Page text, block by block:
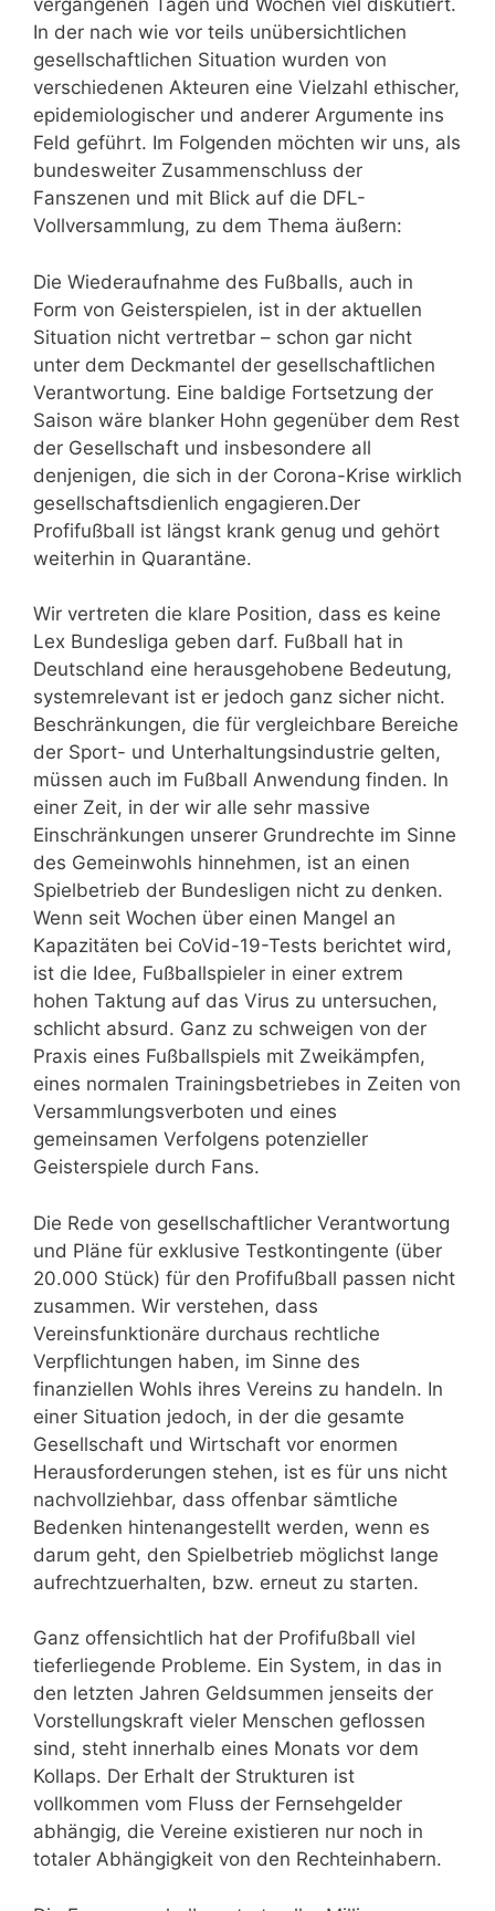
vergangenen Tagen und Wochen viel diskutiert.
In der nach wie vor teils unübersichtlichen
gesellschaftlichen Situation wurden von
verschiedenen Akteuren eine Vielzahl ethischer,
epidemiologischer und anderer Argumente ins
Feld geführt. Im Folgenden möchten wir uns, als
bundesweiter Zusammenschluss der
Fanszenen und mit Blick auf die DFL-
Vollversammlung, zu dem Thema äußern:
Die Wiederaufnahme des Fußballs, auch in
Form von Geisterspielen, ist in der aktuellen
Situation nicht vertretbar – schon gar nicht
unter dem Deckmantel der gesellschaftlichen
Verantwortung. Eine baldige Fortsetzung der
Saison wäre blanker Hohn gegenüber dem Rest
der Gesellschaft und insbesondere all
denjenigen, die sich in der Corona-Krise wirklich
gesellschaftsdienlich engagieren.Der
Profifußball ist längst krank genug und gehört
weiterhin in Quarantäne.
Wir vertreten die klare Position, dass es keine
Lex Bundesliga geben darf. Fußball hat in
Deutschland eine herausgehobene Bedeutung,
systemrelevant ist er jedoch ganz sicher nicht.
Beschränkungen, die für vergleichbare Bereiche
der Sport- und Unterhaltungsindustrie gelten,
müssen auch im Fußball Anwendung finden. In
einer Zeit, in der wir alle sehr massive
Einschränkungen unserer Grundrechte im Sinne
des Gemeinwohls hinnehmen, ist an einen
Spielbetrieb der Bundesligen nicht zu denken.
Wenn seit Wochen über einen Mangel an
Kapazitäten bei CoVid-19-Tests berichtet wird,
ist die Idee, Fußballspieler in einer extrem
hohen Taktung auf das Virus zu untersuchen,
schlicht absurd. Ganz zu schweigen von der
Praxis eines Fußballspiels mit Zweikämpfen,
eines normalen Trainingsbetriebes in Zeiten von
Versammlungsverboten und eines
gemeinsamen Verfolgens potenzieller
Geisterspiele durch Fans.
Die Rede von gesellschaftlicher Verantwortung
und Pläne für exklusive Testkontingente (über
20.000 Stück) für den Profifußball passen nicht
zusammen. Wir verstehen, dass
Vereinsfunktionäre durchaus rechtliche
Verpflichtungen haben, im Sinne des
finanziellen Wohls ihres Vereins zu handeln. In
einer Situation jedoch, in der die gesamte
Gesellschaft und Wirtschaft vor enormen
Herausforderungen stehen, ist es für uns nicht
nachvollziehbar, dass offenbar sämtliche
Bedenken hintenangestellt werden, wenn es
darum geht, den Spielbetrieb möglichst lange
aufrechtzuerhalten, bzw. erneut zu starten.
Ganz offensichtlich hat der Profifußball viel
tieferliegende Probleme. Ein System, in das in
den letzten Jahren Geldsummen jenseits der
Vorstellungskraft vieler Menschen geflossen
sind, steht innerhalb eines Monats vor dem
Kollaps. Der Erhalt der Strukturen ist
vollkommen vom Fluss der Fernsehgelder
abhängig, die Vereine existieren nur noch in
totaler Abhängigkeit von den Rechteinhabern.